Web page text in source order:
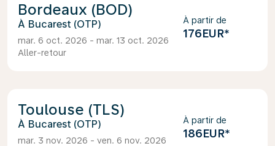
Bordeaux (BOD)
Bucarest (OTP)
mar. 6 oct. 2026 - mar. 13 oct. 2026
Aller-retour
À partir de
176EUR*
Toulouse (TLS)
Bucarest (OTP)
mar. 3 nov. 2026 - ven. 6 nov. 2026
À partir de
186EUR*